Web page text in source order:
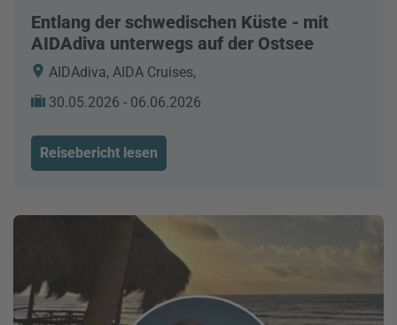
Entlang der schwedischen Küste - mit
AIDAdiva unterwegs auf der Ostsee
AIDAdiva, AIDA Cruises,
30.05.2026 - 06.06.2026
Reisebericht lesen